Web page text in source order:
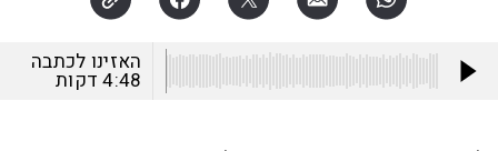
האזינו לכתבה
4:48דקות